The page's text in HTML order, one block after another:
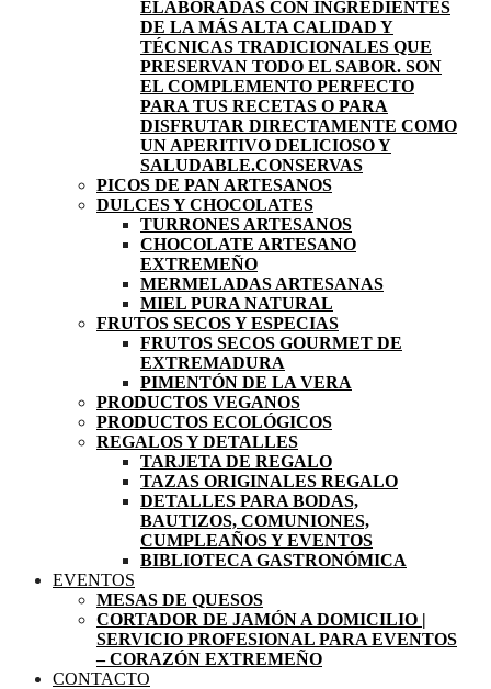
ELABORADAS CON INGREDIENTES
DE LA MÁS ALTA CALIDAD Y
TÉCNICAS TRADICIONALES QUE
PRESERVAN TODO EL SABOR. SON
EL COMPLEMENTO PERFECTO
PARA TUS RECETAS O PARA
DISFRUTAR DIRECTAMENTE COMO
UN APERITIVO DELICIOSO Y
SALUDABLE.CONSERVAS
PICOS DE PAN ARTESANOS
DULCES Y CHOCOLATES
TURRONES ARTESANOS
CHOCOLATE ARTESANO
EXTREMEÑO
MERMELADAS ARTESANAS
MIEL PURA NATURAL
FRUTOS SECOS Y ESPECIAS
FRUTOS SECOS GOURMET DE
EXTREMADURA
PIMENTÓN DE LA VERA
PRODUCTOS VEGANOS
PRODUCTOS ECOLÓGICOS
REGALOS Y DETALLES
TARJETA DE REGALO
TAZAS ORIGINALES REGALO
DETALLES PARA BODAS,
BAUTIZOS, COMUNIONES,
CUMPLEAÑOS Y EVENTOS
BIBLIOTECA GASTRONÓMICA
EVENTOS
MESAS DE QUESOS
CORTADOR DE JAMÓN A DOMICILIO |
SERVICIO PROFESIONAL PARA EVENTOS
– CORAZÓN EXTREMEÑO
CONTACTO